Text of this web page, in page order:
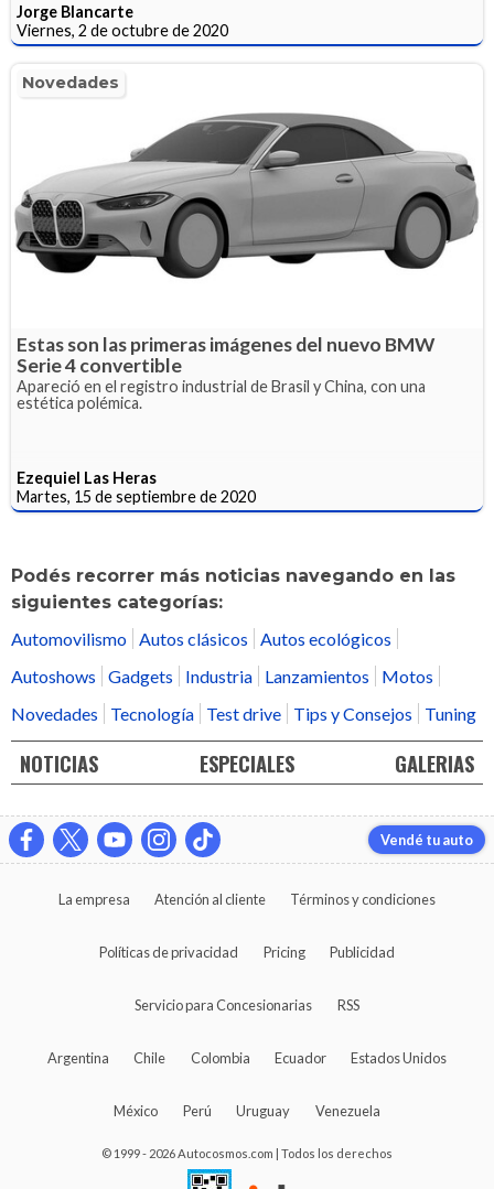
Jorge Blancarte
Viernes, 2 de octubre de 2020
Novedades
Estas son las primeras imágenes del nuevo BMW
Serie 4 convertible
Apareció en el registro industrial de Brasil y China, con una
estética polémica.
Ezequiel Las Heras
Martes, 15 de septiembre de 2020
Podés recorrer más noticias navegando en las
siguientes categorías:
Automovilismo Autos clásicos
Autos ecológicos
Autoshows
Gadgets Industria Lanzamientos
Motos
Novedades
Tecnología Test drive Tips y Consejos Tuning
NOTICIAS ESPECIALES GALERIAS
Vendé tu auto
La empresa Atención al cliente Términos y condiciones
Políticas de privacidad Pricing Publicidad
Servicio para Concesionarias RSS
Argentina Chile Colombia Ecuador Estados Unidos
México Perú Uruguay Venezuela
© 1999 - 2026 Autocosmos.com | Todos los derechos